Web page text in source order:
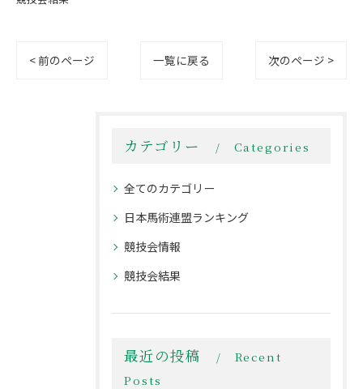
< 前のページ 一覧に戻る 次のページ >
カテゴリー Categories
全てのカテゴリー
日本馬術連盟ランキング
競技会情報
競技会結果
最近の投稿
Recent
Posts